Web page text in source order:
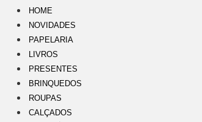
HOME
NOVIDADES
PAPELARIA
LIVROS
PRESENTES
BRINQUEDOS
ROUPAS
CALÇADOS